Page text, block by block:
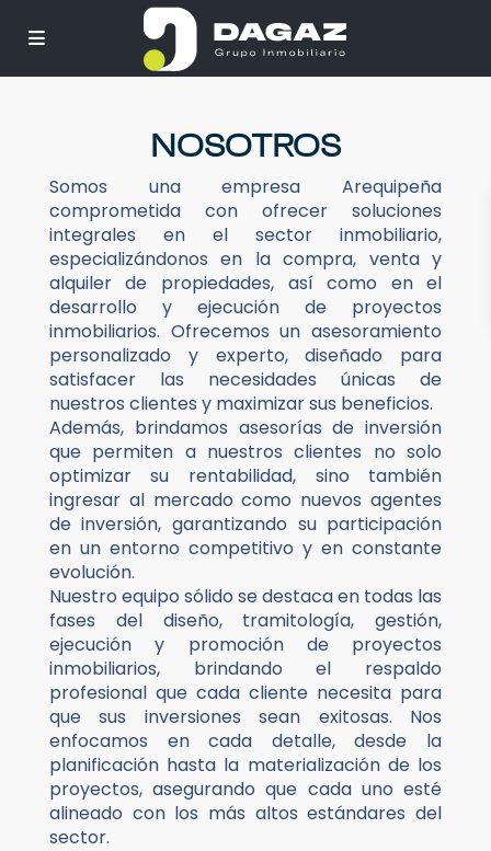
NOSOTROS
Somos una empresa Arequipeña
comprometida con ofrecer soluciones
integrales en el sector inmobiliario,
especializándonos en la compra, venta y
alquiler de propiedades, así como en el
desarrollo y ejecución de proyectos
inmobiliarios. Ofrecemos un asesoramiento
personalizado y experto, diseñado para
satisfacer las necesidades únicas de
nuestros clientes y maximizar sus beneficios.
Además, brindamos asesorías de inversión
que permiten a nuestros clientes no solo
optimizar su rentabilidad, sino también
ingresar al mercado como nuevos agentes
de inversión, garantizando su participación
en un entorno competitivo y en constante
evolución.
Nuestro equipo sólido se destaca en todas las
fases del diseño, tramitología, gestión,
ejecución y promoción de proyectos
inmobiliarios, brindando el respaldo
profesional que cada cliente necesita para
que sus inversiones sean exitosas. Nos
enfocamos en cada detalle, desde la
planificación hasta la materialización de los
proyectos, asegurando que cada uno esté
alineado con los más altos estándares del
sector.